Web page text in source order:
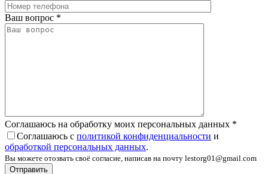
Ваш вопрос *
Соглашаюсь на обработку моих персональных данных *
Соглашаюсь с политикой конфиденциальности и
обработкой персональных данных.
Вы можете отозвать своё согласие, написав на почту lestorg01@gmail.com